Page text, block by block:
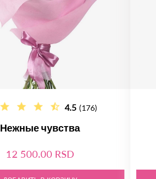
4.5 (176)
Нежные чувства
12 500.00 RSD